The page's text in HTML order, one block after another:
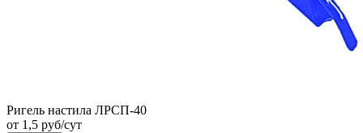
Ригель настила ЛРСП-40
от 1,5 руб/сут